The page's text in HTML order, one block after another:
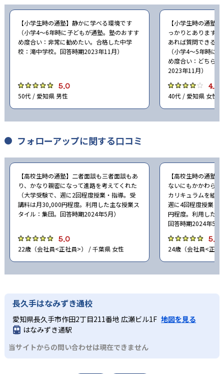
【小学生時の通塾】静かに学べる環境です
（小学4〜6年時に子どもが通塾。塾のおすす
め度合い：非常に勧めたい。合格した中学
校：滝中学校。回答時期2023年11月）
5.0
50代 / 愛知県 男性
【小学生時の通塾
っかりとあります
あれば質問できる
（小学4〜5年時に
め度合い：どちら
2023年11月）
4.0
40代 / 愛知県 女性
フォローアップに関する口コミ
【高校生時の通塾】二者面談も三者面談もあ
り、かなり親密になって進路を考えてくれた
（大学受験で、週に2回程度授業・指導。受
講料は月30,000円程度。利用した主な授業ス
タイル：集団。回答時期2024年5月）
5.0
22歳（会社員<正社員>） / 千葉県 女性
【高校生時の通塾
ないにもかかわら
カリキュラムを組
週に4回程度授業・
円程度。利用した
回答時期2024年5月
5.0
24歳（会社員<正社
長久手はなみずき通校
愛知県長久手市作田2丁目211番地 広瀬ビル1F 地図を見る
はなみずき通駅
当サイトからの問い合わせは現在できません